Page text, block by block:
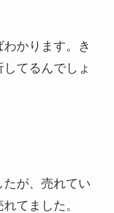
かります。き
てるんでしょ
が、売れてい
てました。